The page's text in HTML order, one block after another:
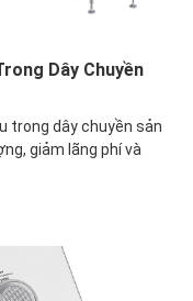
Dây Chuyền
trong dây chuyền sản
giảm lãng phí và